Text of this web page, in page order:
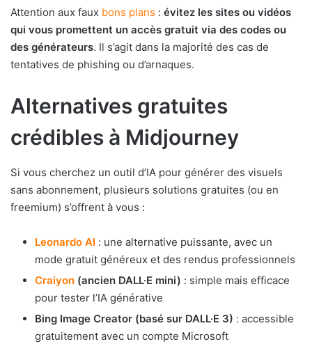
Attention aux faux bons plans : évitez les sites ou vidéos
qui vous promettent un accès gratuit via des codes ou
des générateurs. Il s’agit dans la majorité des cas de
tentatives de phishing ou d’arnaques.
Alternatives gratuites
crédibles à Midjourney
Si vous cherchez un outil d’IA pour générer des visuels
sans abonnement, plusieurs solutions gratuites (ou en
freemium) s’offrent à vous :
Leonardo AI : une alternative puissante, avec un
mode gratuit généreux et des rendus professionnels
Craiyon (ancien DALL·E mini) : simple mais efficace
pour tester l’IA générative
Bing Image Creator (basé sur DALL·E 3) : accessible
gratuitement avec un compte Microsoft